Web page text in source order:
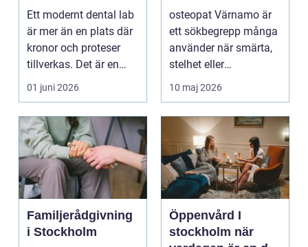
leenden
Ett modernt dental lab
är mer än en plats där
kronor och proteser
tillverkas. Det är en
teknisk och ...
01 juni 2026
minskad smärta
och Ökad rörlighet
osteopat Värnamo är
ett sökbegrepp många
använder när smärta,
stelhet eller
återkommande värk
börjar...
10 maj 2026
Familjerådgivning
i Stockholm
Öppenvård I
stockholm när